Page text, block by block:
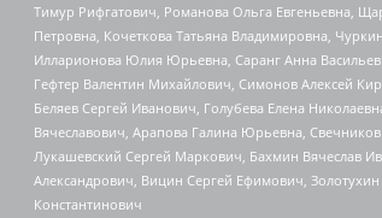
Тимур Рифгатович, Романова Ольга Евгеньевна,
Петровна, Кочеткова Татьяна Владимировна,
Илларионова Юлия Юрьевна, Саранг Анна
Гефтер Валентин Михайлович, Симонов Алексей
Беляев Сергей Иванович, Голубева Елена
Вячеславович, Арапова Галина Юрьевна,
Лукашевский Сергей Маркович, Бахмин Вячеслав
Александрович, Вицин Сергей Ефимович,
Константинович